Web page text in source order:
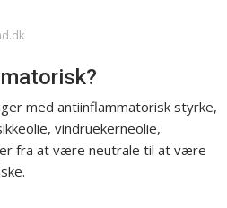
med antiinflammatorisk styrke,
vindruekerneolie,
fra at være neutrale til at være